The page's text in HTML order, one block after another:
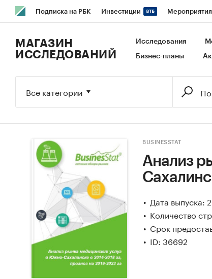
Подписка на РБК Инвестиции Мероприятия
Исследования Кредитные рейтинги Франшизы
МАГАЗИН
ИССЛЕДОВАНИЙ
Исследования
Бизнес-планы
Все категории
BUSINESSTAT
Анализ
Дата выпуска:
Количество
Срок
ID: 36692